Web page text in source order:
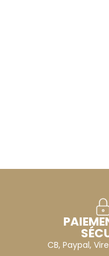
CB, Paypal,